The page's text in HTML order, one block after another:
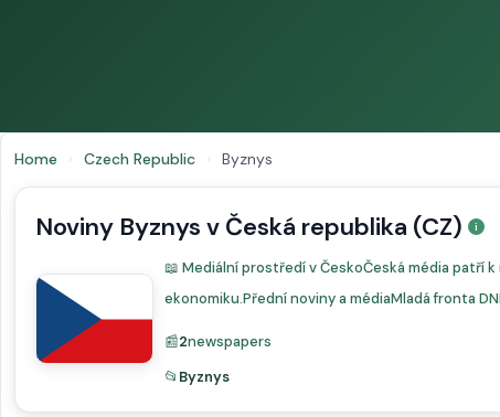
Home › Czech Republic › Byznys
Noviny Byznys v Česká republika (CZ)
📖 Mediální prostředí v ČeskoČeská média
ekonomiku.Přední noviny a médiaMladá fronta
📰2newspapers
📂 Byznys